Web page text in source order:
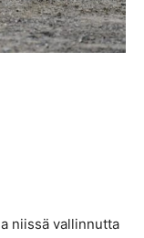
niissä vallinnutta